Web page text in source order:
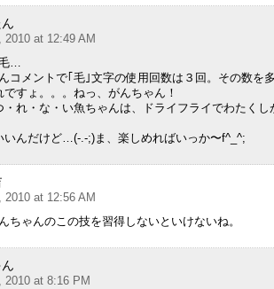
2010 at 12:49 AM
…
コメントで｢毛｣文字の使用回数は３回。その数を
すょ。。。ねっ、がんちゃん！
れ・な・い魚ちゃんは、ドライフライでわたくし
いんだけど…(-.-;)ま、楽しめればいっか〜f^_^;
2010 at 12:56 AM
ちゃんのこの技を習得しないといけないね。
2010 at 8:16 PM